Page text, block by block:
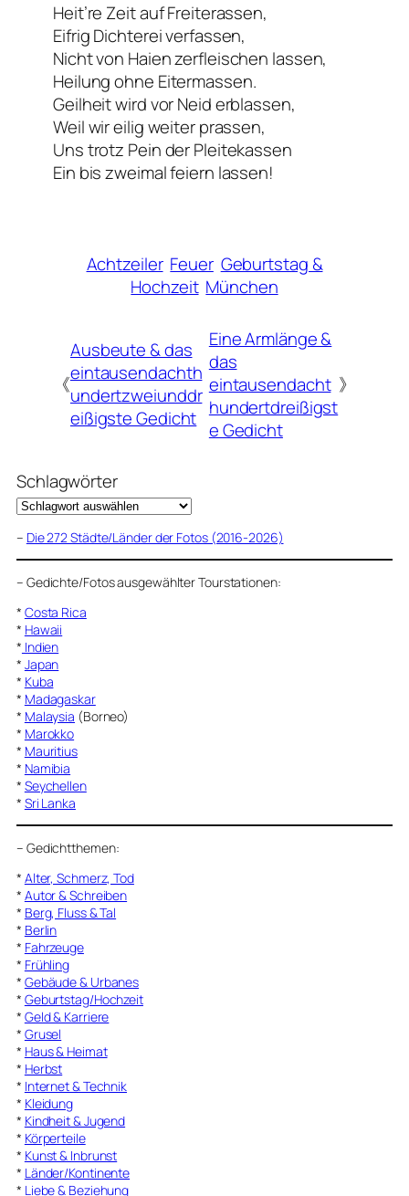
Heit’re Zeit auf Freiterassen,
Eifrig Dichterei verfassen,
Nicht von Haien zerfleischen lassen,
Heilung ohne Eitermassen.
Geilheit wird vor Neid erblassen,
Weil wir eilig weiter prassen,
Uns trotz Pein der Pleitekassen
Ein bis zweimal feiern lassen!
Achtzeiler Feuer Geburtstag &
Hochzeit München
《
Ausbeute & das
eintausendachth
undertzweiunddr
eißigste Gedicht
Eine Armlänge &
das
eintausendacht
hundertdreißigst
e Gedicht
》
Schlagwörter
– Die 272 Städte/Länder der Fotos (2016-2026)
– Gedichte/Fotos ausgewählter Tourstationen:
* Costa Rica
* Hawaii
* Indien
* Japan
* Kuba
* Madagaskar
* Malaysia (Borneo)
* Marokko
* Mauritius
* Namibia
* Seychellen
* Sri Lanka
– Gedichtthemen:
* Alter, Schmerz, Tod
* Autor & Schreiben
* Berg, Fluss & Tal
* Berlin
* Fahrzeuge
* Frühling
* Gebäude & Urbanes
* Geburtstag/Hochzeit
* Geld & Karriere
* Grusel
* Haus & Heimat
* Herbst
* Internet & Technik
* Kleidung
* Kindheit & Jugend
* Körperteile
* Kunst & Inbrunst
* Länder/Kontinente
* Liebe & Beziehung